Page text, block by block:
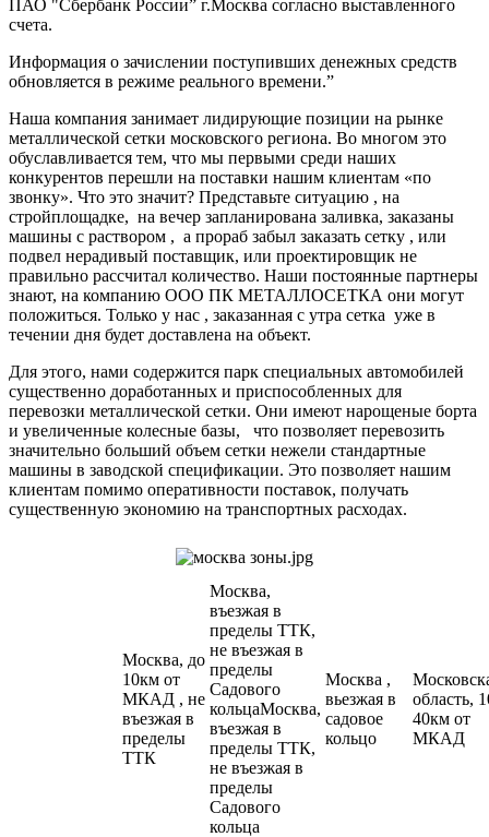
ПАО "Сбербанк России” г.Москва согласно выставленного
счета.
Информация о зачислении поступивших денежных средств
обновляется в режиме реального времени.”
Наша компания занимает лидирующие позиции на рынке
металлической сетки московского региона. Во многом это
обуславливается тем, что мы первыми среди наших
конкурентов перешли на поставки нашим клиентам «по
звонку». Что это значит? Представьте ситуацию , на
стройплощадке, на вечер запланирована заливка, заказаны
машины с раствором , а прораб забыл заказать сетку , или
подвел нерадивый поставщик, или проектировщик не
правильно рассчитал количество. Наши постоянные партнеры
знают, на компанию ООО ПК МЕТАЛЛОСЕТКА они могут
положиться. Только у нас , заказанная с утра сетка уже в
течении дня будет доставлена на объект.
Для этого, нами содержится парк специальных автомобилей
существенно доработанных и приспособленных для
перевозки металлической сетки. Они имеют нарощеные борта
и увеличенные колесные базы, что позволяет перевозить
значительно больший объем сетки нежели стандартные
машины в заводской спецификации. Это позволяет нашим
клиентам помимо оперативности поставок, получать
существенную экономию на транспортных расходах.
Москва, до
10км от
МКАД , не
въезжая в
пределы
ТТК
Москва,
въезжая в
пределы ТТК,
не въезжая в
пределы
Садового
кольцаМосква,
въезжая в
пределы ТТК,
не въезжая в
пределы
Садового
кольца
Москва ,
вьезжая в
садовое
кольцо
область,
40км от
МКАД